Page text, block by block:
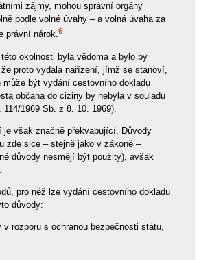
zájmy, mohou správní orgány
podle volné úvahy – a volná úvaha za
právní nárok.6
okolnosti byla vědoma a bylo by
proto vydala nařízení, jímž se stanoví,
může být vydání cestovního dokladu
občana do ciziny by nebyla v souladu
1969 Sb. z 8. 10. 1969).
je však značně překvapující. Důvody
zde sice – stejně jako v zákoně –
důvody nesmějí být použity), avšak
pro něž lze vydání cestovního dokladu
důvody:
rozporu s ochranou bezpečnosti státu,